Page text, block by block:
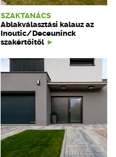
SZAKTANÁCS
Ablakválasztási kalauz az
Inoutic/Deceuninck
szakértőitől